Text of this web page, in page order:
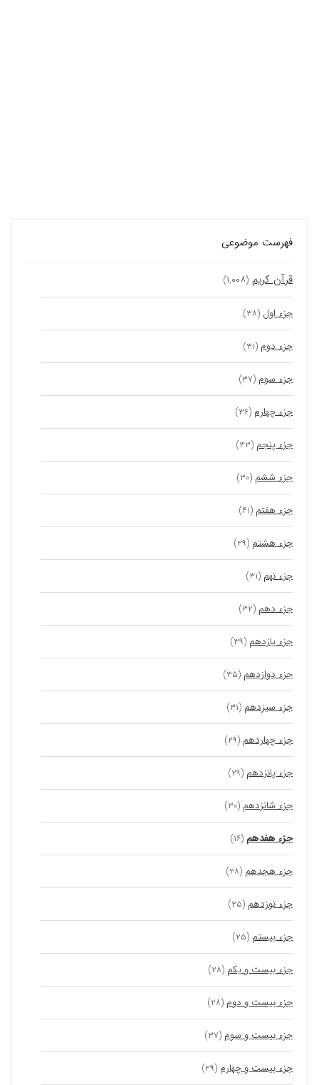
فهرست موضوعی
قرآن کریم (۱,۰۰۸)
جزء اول (۳۸)
جزء دوم (۳۱)
جزء سوم (۳۷)
جزء چهارم (۳۶)
جزء پنجم (۳۳)
جزء ششم (۳۰)
جزء هفتم (۴۱)
جزء هشتم (۲۹)
جزء نهم (۳۱)
جزء دهم (۳۲)
جزء یازدهم (۳۹)
جزء دوازدهم (۳۵)
جزء سیزدهم (۳۱)
جزء چهاردهم (۲۹)
جزء پانزدهم (۲۹)
جزء شانزدهم (۳۰)
جزء هفدهم (۱۶)
جزء هجدهم (۲۸)
جزء نوزدهم (۲۵)
جزء بیستم (۲۵)
جزء بیست و یکم (۲۸)
جزء بیست و دوم (۲۸)
جزء بیست و سوم (۳۷)
جزء بیست و چهارم (۲۹)